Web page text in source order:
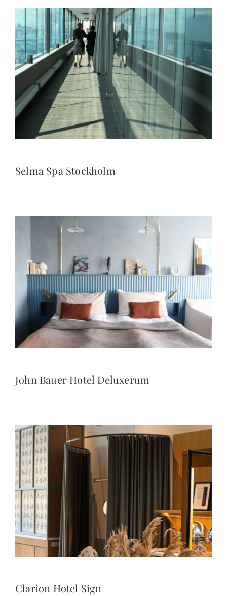
Selma Spa Stockholm
John Bauer Hotel Deluxerum
Clarion Hotel Sign